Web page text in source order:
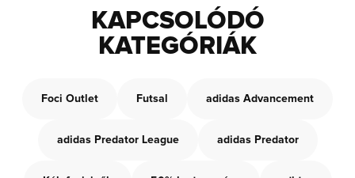
KAPCSOLÓDÓ
KATEGÓRIÁK
Foci Outlet Futsal adidas Advancement
adidas Predator League adidas Predator